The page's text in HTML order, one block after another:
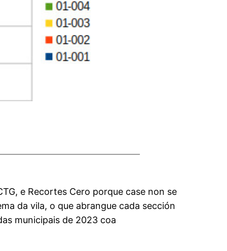
e Recortes Cero porque case non se
da vila, o que abrangue cada sección
municipais de 2023 coa